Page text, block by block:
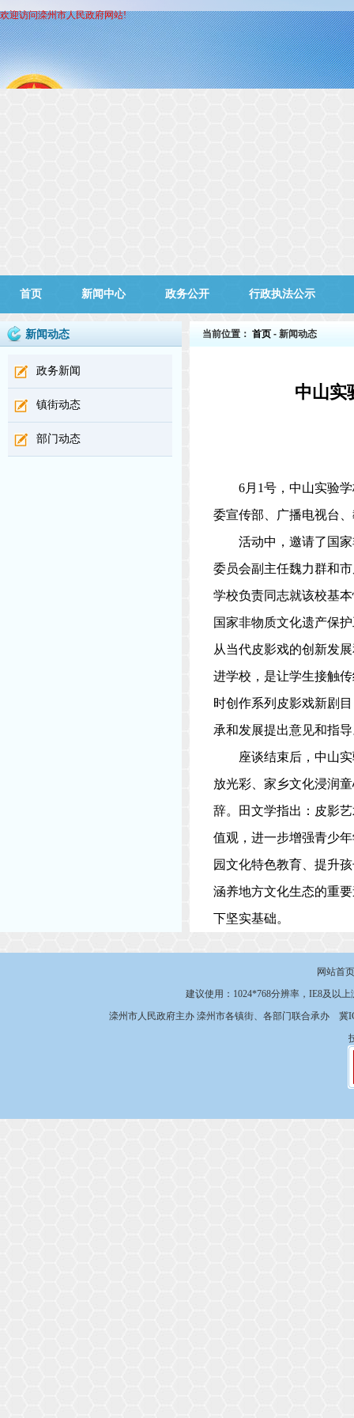
欢迎访问滦州市人民政府网站!
首页 新闻中心 政务公开 行政执法公示
新闻动态
政务新闻
镇街动态
部门动态
当前位置： 首页 - 新闻动态
中山实
6月 1号，中山实验
委宣传部、广播电视台
活动中，邀请了国
委员会副主任魏力群和
学校负责同志就该校基
国家非物质文化遗产保
从当代皮影戏的创新发
进学校，是让学生接触
时创作系列皮影戏新剧
承和发展提出意见和指
座谈结束后，中山
放光彩、家乡文化浸润
辞。田文学指出：皮影
值观，进一步增强青少
园文化特色教育、提升
涵养地方文化生态的重
下坚实基础。
网站首页
建议使用：1024*768分辨率，IE8及以
滦州市人民政府主办 滦州市各镇街、各部门联合承办 冀